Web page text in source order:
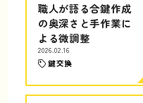
職人が語る合鍵作成
の奥深さと手作業に
よる微調整
2026.02.16
鍵交換